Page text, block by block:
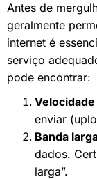
Antes de
geralmente
internet é
serviço
pode encontrar:
enviar
Banda
dados.
larga”.